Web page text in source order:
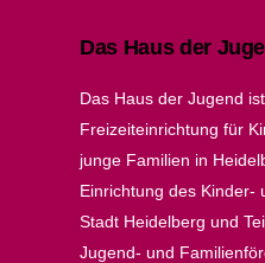
Das Haus der
Das Haus der Jugend
Freizeiteinrichtung für
junge Familien in
Einrichtung des Kinder-
Stadt Heidelberg und
Jugend- und